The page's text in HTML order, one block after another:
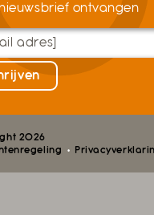
ontvangen
2026